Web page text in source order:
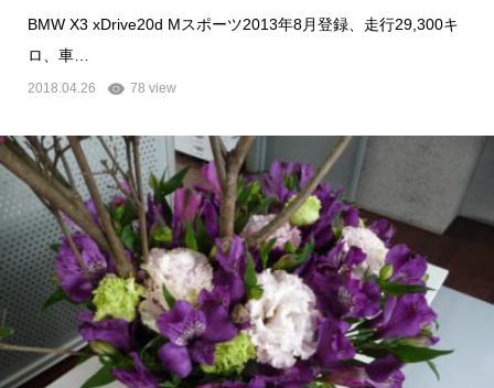
BMW X3 xDrive20d Mスポーツ2013年8月登録、走行29,300キ
ロ、車…
2018.04.26 78 view